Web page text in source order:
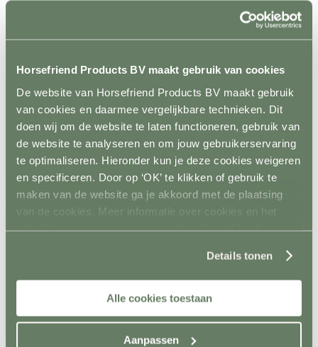
Horsefriend Products BV maakt gebruik van cookies
De website van Horsefriend Products BV maakt gebruik
van cookies en daarmee vergelijkbare technieken. Dit
doen wij om de website te laten functioneren, gebruik van
de website te analyseren en om jouw gebruikerservaring
te optimaliseren. Hieronder kun je deze cookies weigeren
en specificeren. Door op ‘OK’ te klikken of gebruik te
maken van de website ga je akkoord met de plaatsing
van de cookies. Meer informatie over cookies en het
gebruik van persoonsgegevens door Horsefriend
Details tonen
Alle cookies toestaan
Aanpassen
Beoband
Terug
Koord
Permanentkabel
Schrikstroom apparaten
Isolatoren
Toebehoren schrikstroom
Horseguard schriklint
Metaal
Terug
Weidepoorten
Panelsystemen
Buisklemmen DIY
Kunststof
Mobiel
Inrichting en vervoer